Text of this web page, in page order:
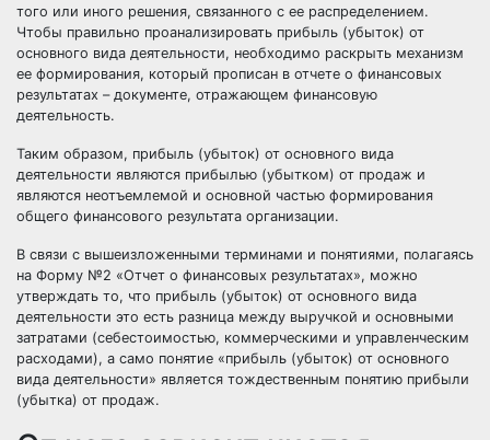
того или иного решения, связанного с ее распределением.
Чтобы правильно проанализировать прибыль (убыток) от
основного вида деятельности, необходимо раскрыть механизм
ее формирования, который прописан в отчете о финансовых
результатах – документе, отражающем финансовую
деятельность.
Таким образом, прибыль (убыток) от основного вида
деятельности являются прибылью (убытком) от продаж и
являются неотъемлемой и основной частью формирования
общего финансового результата организации.
В связи с вышеизложенными терминами и понятиями, полагаясь
на Форму №2 «Отчет о финансовых результатах», можно
утверждать то, что прибыль (убыток) от основного вида
деятельности это есть разница между выручкой и основными
затратами (себестоимостью, коммерческими и управленческим
расходами), а само понятие «прибыль (убыток) от основного
вида деятельности» является тождественным понятию прибыли
(убытка) от продаж.